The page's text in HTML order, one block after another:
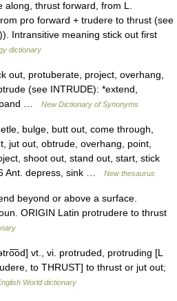
thrust forward, from L.
pro forward + trudere to thrust (see
Intransitive meaning stick out first
dictionary
out, protuberate, project, overhang,
(see INTRUDE): *extend,
…
New Dictionary of Synonyms
bulge, butt out, come through,
jut out, obtrude, overhang, point,
shoot out, stand out, start, stick
Ant. depress, sink …
New thesaurus
beyond or above a surface.
ORIGIN Latin protrudere to thrust
vt., vi. protruded, protruding [L
to THRUST] to thrust or jut out;
World dictionary